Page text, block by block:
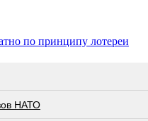
по принципу лотереи
НАТО